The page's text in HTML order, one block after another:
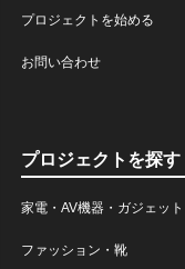
プロジェクトを始める
お問い合わせ
プロジェクトを探す
家電・AV機器・ガジェット
ファッション・靴